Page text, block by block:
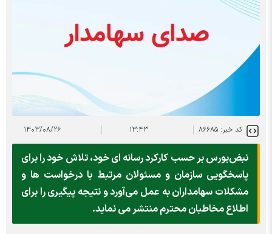
کد خبر: ۸۶۶۸۵ ۱۳:۴۳ ۱۴۰۳/۰۸/۲۶
نبض‌بورس بر حسب کارکرد رسانه ای خود، تلاش خود را برای
پاسخگویی سازمان و مسئولان مرتبط با درخواست ها و
مشکلات سهامداران به عمل می‌آورد و نتیجه پیگیری را برای
اطلاع مخاطبان محترم منتشر می نماید.